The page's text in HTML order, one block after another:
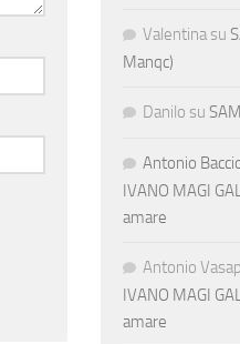
Valentina su
Manqc)
Danilo su
Antonio
IVANO MAGI
amare
Antonio
IVANO MAGI
amare